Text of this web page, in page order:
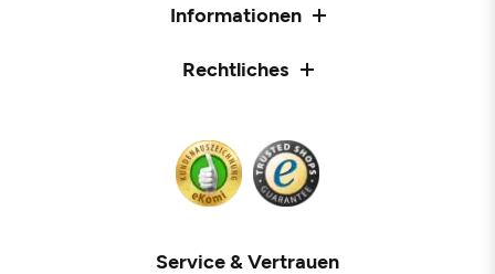
Informationen
Rechtliches
Service & Vertrauen